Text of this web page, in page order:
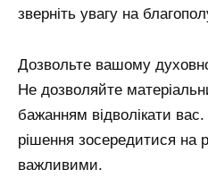
зверніть увагу на
Дозвольте вашому
Не дозволяйте
бажанням відволікати
рішення зосередитися на
важливими.